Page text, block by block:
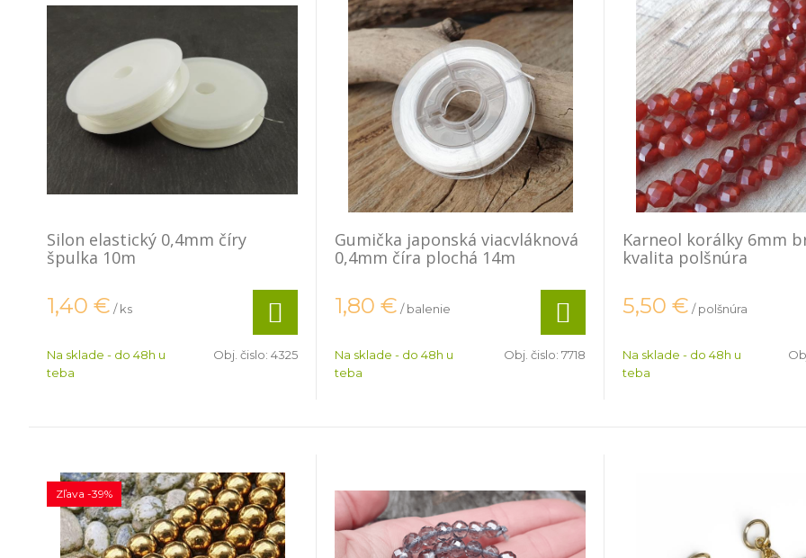
Silon elastický 0,4mm číry
špulka 10m
1,40 € / ks
Na sklade - do 48h u
teba
Obj. čislo: 4325
Gumička japonská viacvláknová
0,4mm číra plochá 14m
1,80 € / balenie
Na sklade - do 48h u
teba
Obj. čislo: 7718
Karneol korálky 6mm
kvalita polšnúra
5,50 € / polšnúra
Na sklade - do 48h u
teba
Zľava -39%